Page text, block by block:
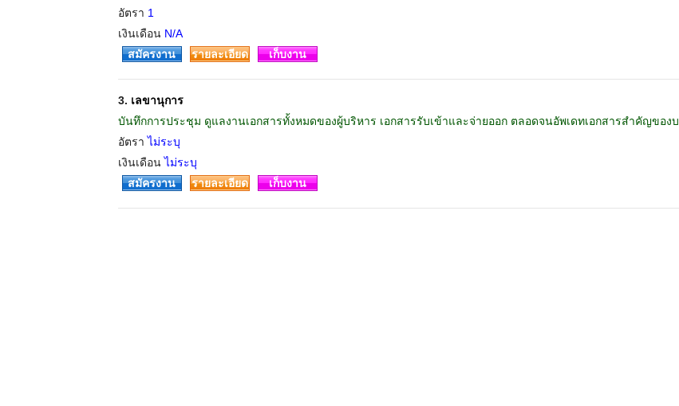
อัตรา 1
เงินเดือน N/A
สมัครงาน รายละเอียด เก็บงาน
3. เลขานุการ
บันทึกการประชุม ดูแลงานเอกสารทั้งหมดของผู้บริหาร เอกสารรับเข้าและจ่ายออก ตลอดจนอัพเดทเอกสารสำคัญของบ
อัตราไม่ระบุ
เงินเดือนไม่ระบุ
สมัครงาน รายละเอียด เก็บงาน